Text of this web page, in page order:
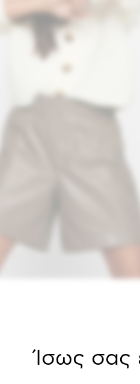
Ίσως σας